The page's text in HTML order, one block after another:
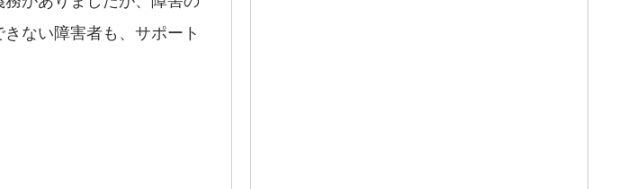
ない障害者も、サポート